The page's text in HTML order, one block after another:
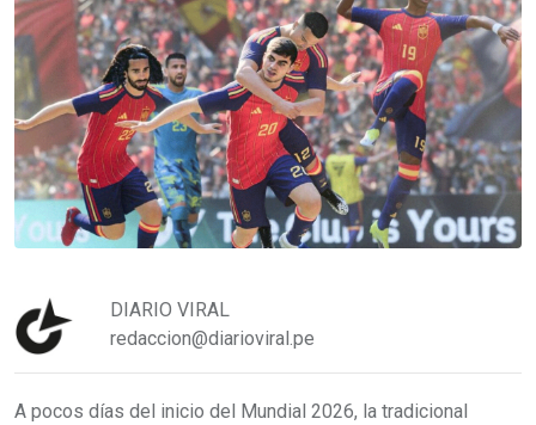
DIARIO VIRAL
redaccion@diarioviral.pe
A pocos días del inicio del Mundial 2026, la tradicional